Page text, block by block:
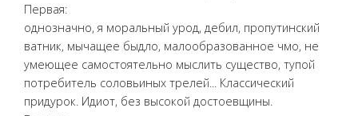
Первая:
однозначно, я моральный урод, дебил, пропутинский
ватник, мычащее быдло, малообразованное чмо, не
умеющее самостоятельно мыслить существо, тупой
потребитель соловьиных трелей... Классический
придурок. Идиот, без высокой достоевщины.